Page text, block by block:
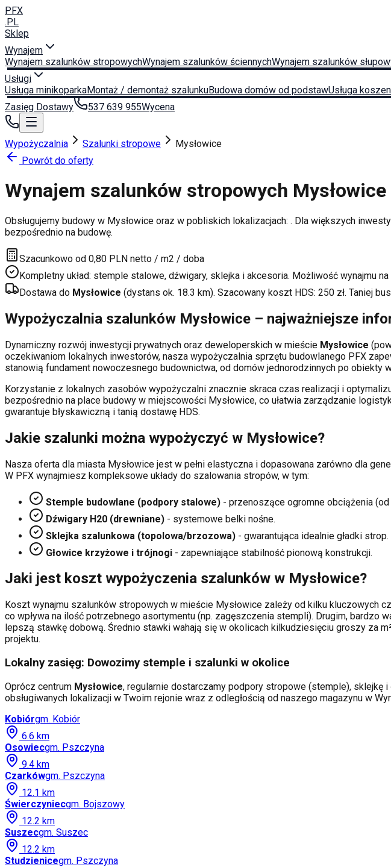
PFX
.PL
Sklep
Wynajem
Wynajem szalunków stropowychWynajem szalunków ściennychWynajem szalunków
Usługi
Usługa minikoparkaMontaż / demontaż szalunkuBudowa domów od podstawUsługa
Zasięg Dostawy
537 639 955Wycena
Wypożyczalnia Szalunki stropowe
Mysłowice
Powrót do oferty
Wynajem szalunków stropowych Mysłowice
Obsługujemy budowy w Mysłowice oraz w pobliskich lokalizacjach: . Dla większych
bezpośrednio na budowę.
Szacunkowo od 0,80 PLN netto / m2 / doba
Kompletny układ: stemple stalowe, dźwigary, sklejka i akcesoria. Możliwość wynajmu
Dostawa do Mysłowice (dystans ok. 18.3 km). Szacowany koszt HDS: 250 zł. Taniej
Wypożyczalnia szalunków Mysłowice – najważniejsze
Dynamiczny rozwój inwestycji prywatnych oraz deweloperskich w mieście Mysłowice
oczekiwaniom lokalnych inwestorów, nasza wypożyczalnia sprzętu budowlanego PFX
stanowią fundament nowoczesnego budownictwa, od domów jednorodzinnych po obiekty
Korzystanie z lokalnych zasobów wypożyczalni znacznie skraca czas realizacji i
bezpośrednio na place budowy w miejscowości Mysłowice, co ułatwia zarządzanie
gwarantuje błyskawiczną i tanią dostawę HDS.
Jakie szalunki można wypożyczyć w Mysłowice?
Nasza oferta dla miasta Mysłowice jest w pełni elastyczna i dopasowana zarówno dla
W PFX wynajmiesz kompleksowe układy do szalowania stropów, w tym:
Stemple budowlane (podpory stalowe) - przenoszące ogromne obciążenia
Dźwigary H20 (drewniane) - systemowe belki nośne.
Sklejka szalunkowa (topolowa/brzozowa) - gwarantująca idealnie gładki strop.
Głowice krzyżowe i trójnogi - zapewniające stabilność pionową konstrukcji.
Jaki jest koszt wypożyczenia szalunków w Mysłowice?
Koszt wynajmu szalunków stropowych w mieście Mysłowice zależy od kilku kluczowych
co wpływa na ilość potrzebnego asortymentu (np. zagęszczenia stempli). Drugim, bardzo
lepszą stawkę dobową. Średnio stawki wahają się w okolicach kilkudziesięciu groszy za
projektu.
Lokalny zasięg: Dowozimy stemple i szalunki w okolice
Oprócz centrum Mysłowice, regularnie dostarczamy podpory stropowe (stemple), sklejkę
obsługiwanych lokalizacji w Twoim rejonie wraz z odległością od naszego magazynu w
Kobiórgm. Kobiór
6.6 km
Osowiecgm. Pszczyna
9.4 km
Czarkówgm. Pszczyna
12.1 km
Świerczyniecgm. Bojszowy
12.2 km
Suszecgm. Suszec
12.2 km
Studzienicegm. Pszczyna